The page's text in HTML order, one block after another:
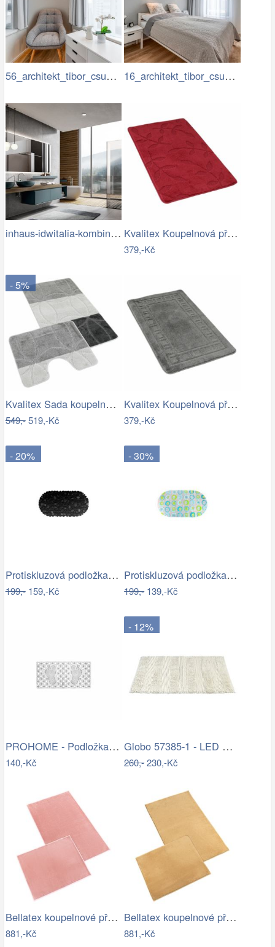
56_architekt_tibor_csukas_byty_Luka.jpg 16_architekt_tibor_csukas_byty_Luka.jpg
inhaus-idwitalia-kombinace-barev3.jpg Kvalitex Koupelnová předložka Listy…
379,-Kč
- 5%
Kvalitex Sada koupelnových předložek…
549,-519,-Kč
Kvalitex Koupelnová předložka Rám šedá,…
379,-Kč
- 20%
Protiskluzová podložka do koupelny…
199,-159,-Kč
- 30%
Protiskluzová podložka do koupelny…
199,-139,-Kč
PROHOME - Podložka do vany 66x35cm
140,-Kč
- 12%
Globo 57385-1 - LED Nástěnné bodové…
260,-230,-Kč
Bellatex koupelnové předložky BANYGOLD…
881,-Kč
Bellatex koupelnové předložky BANYGOLD…
881,-Kč